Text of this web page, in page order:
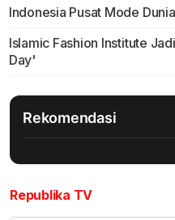
Indonesia Pusat Mode Dunia
Islamic Fashion Institute
Day'
Rekomendasi
Republika TV